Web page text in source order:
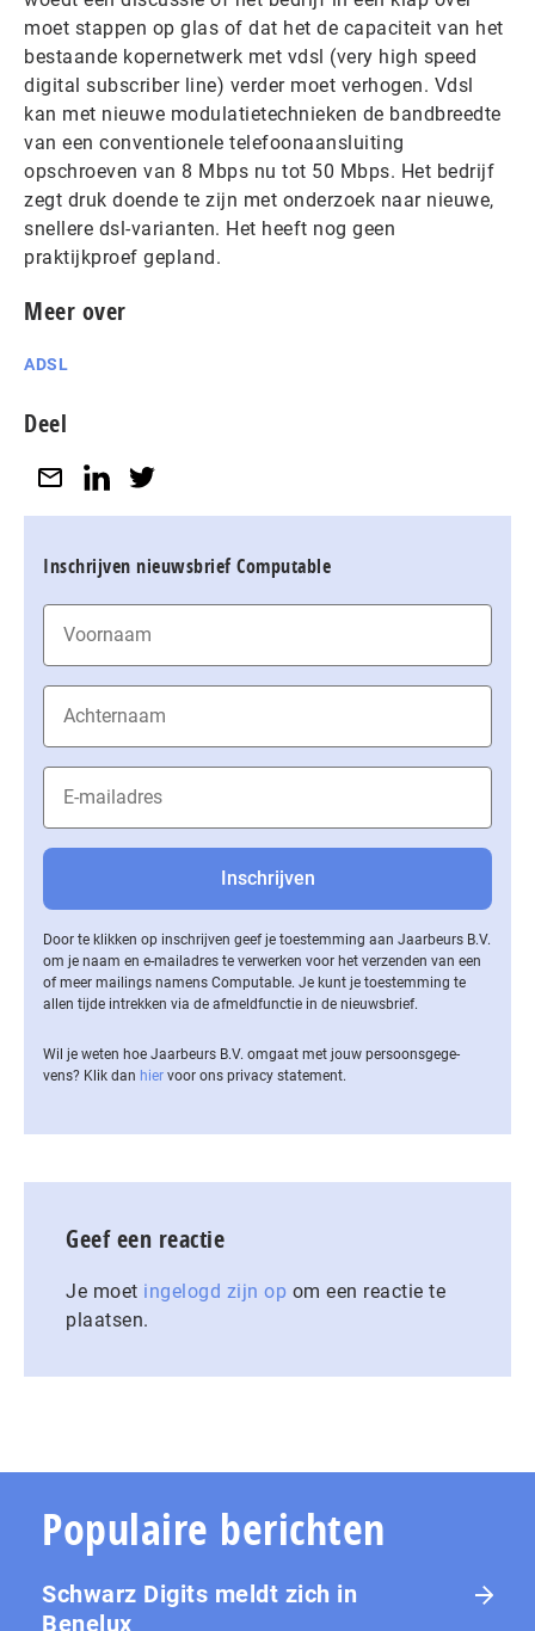
moet stappen op glas of dat het de capaciteit van het
bestaande kopernetwerk met vdsl (very high speed
digital subscriber line) verder moet verhogen. Vdsl
kan met nieuwe modulatietechnieken de bandbreedte
van een conventionele telefoonaansluiting
opschroeven van 8 Mbps nu tot 50 Mbps. Het bedrijf
zegt druk doende te zijn met onderzoek naar nieuwe,
snellere dsl-varianten. Het heeft nog geen
praktijkproef gepland.
Meer over
ADSL
Deel
Inschrijven nieuwsbrief Computable
Door te klikken op inschrijven geef je toestemming aan Jaarbeurs B.V.
om je naam en e-mailadres te verwerken voor het verzenden van een
of meer mailings namens Computable. Je kunt je toestemming te
allen tijde intrekken via de af­meld­func­tie in de nieuwsbrief.
Wil je weten hoe Jaarbeurs B.V. omgaat met jouw per­soons­ge­ge­
vens? Klik dan hier voor ons privacy statement.
Geef een reactie
Je moet ingelogd zijn op om een reactie te
plaatsen.
Populaire berichten
Schwarz Digits meldt zich in
Benelux